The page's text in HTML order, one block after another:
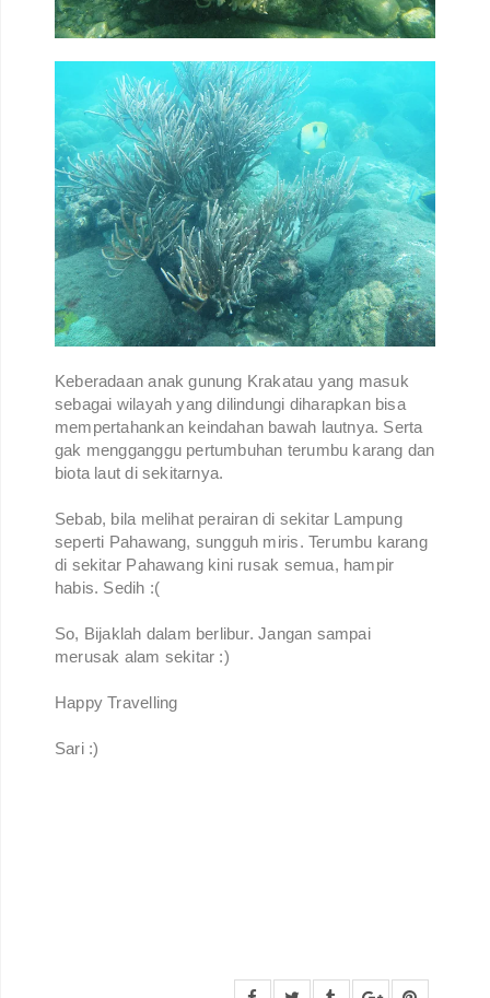
Keberadaan anak gunung Krakatau yang masuk
sebagai wilayah yang dilindungi diharapkan bisa
mempertahankan keindahan bawah lautnya. Serta
gak mengganggu pertumbuhan terumbu karang dan
biota laut di sekitarnya.
Sebab, bila melihat perairan di sekitar Lampung
seperti Pahawang, sungguh miris. Terumbu karang
di sekitar Pahawang kini rusak semua, hampir
habis. Sedih :(
So, Bijaklah dalam berlibur. Jangan sampai
merusak alam sekitar :)
Happy Travelling
Sari :)